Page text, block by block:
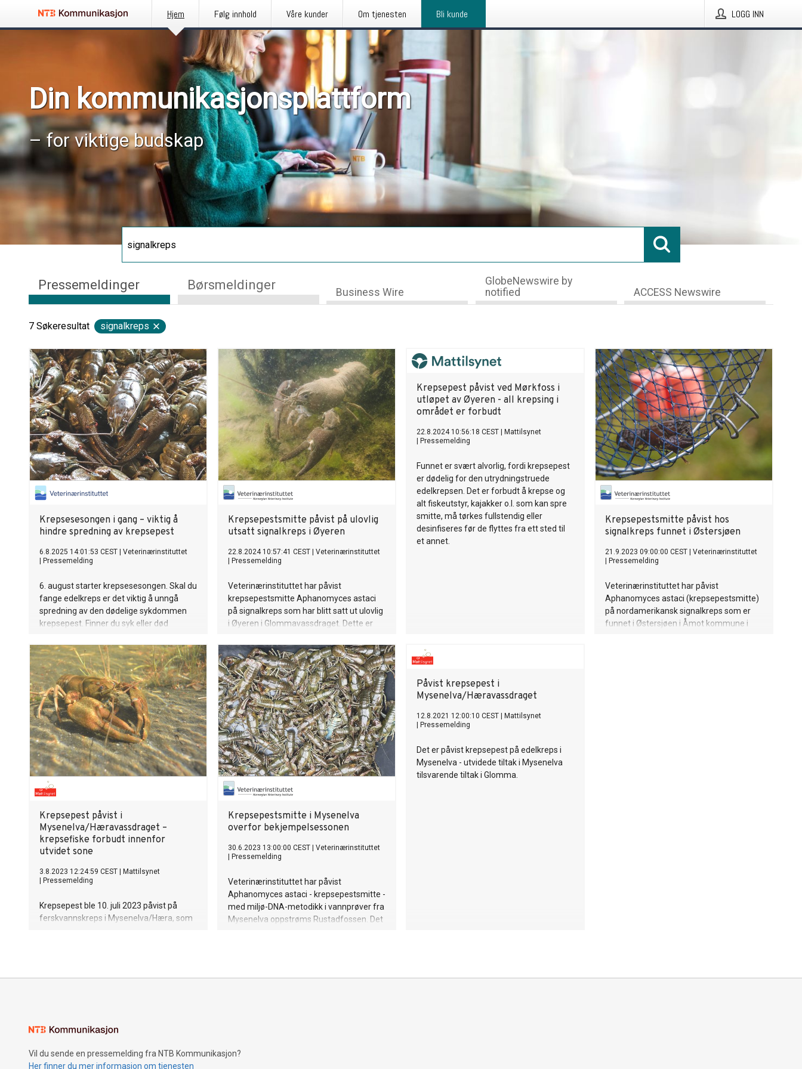
Hjem Følg innhold Våre kunder Om tjenesten Bli kunde LOGG INN
Din kommunikasjonsplattform
– for viktige budskap
Pressemeldinger Børsmeldinger Business Wire
GlobeNewswire by
notified
ACCESS Newswire
7 Søkeresultat signalkreps
Krepsesesongen i gang – viktig å
hindre spredning av krepsepest
6.8.2025 14:01:53 CEST
Veterinærinstituttet
Pressemelding
6. august starter krepsesesongen. Skal du
fange edelkreps er det viktig å unngå
spredning av den dødelige sykdommen
krepsepest. Finner du syk eller død
umiddelbart.
Krepsepestsmitte påvist på ulovlig
utsatt signalkreps i Øyeren
22.8.2024 10:57:41 CEST
Veterinærinstituttet
Pressemelding
Veterinærinstituttet har påvist
krepsepestsmitte Aphanomyces astaci
på signalkreps som har blitt satt ut ulovlig
i Øyeren i Glommavassdraget. Dette er
da krepsepest er dødelig for den. Det er
stor fare for at smitten sprer seg til andre
vann hvor edelkrepsen lever.
Krepsepest påvist ved Mørkfoss i
utløpet av Øyeren - all krepsing i
området er forbudt
22.8.2024 10:56:18 CEST
Mattilsynet
Pressemelding
Funnet er svært alvorlig, fordi krepsepest
er dødelig for den utrydningstruede
edelkrepsen. Det er forbudt å krepse og
alt fiskeutstyr, kajakker o.l. som kan spre
smitte, må tørkes fullstendig eller
desinfiseres før de flyttes fra ett sted til
et annet.
Krepsepestsmitte påvist hos
signalkreps funnet i Østersjøen
21.9.2023 09:00:00 CEST
Veterinærinstituttet
Pressemelding
Veterinærinstituttet har påvist
Aphanomyces astaci (krepsepestsmitte)
på nordamerikansk signalkreps som er
funnet i Østersjøen i Åmot kommune i
Krepsepest påvist i
Mysenelva/Hæravassdraget –
krepsefiske forbudt innenfor
utvidet sone
3.8.2023 12:24:59 CEST
Mattilsynet
Pressemelding
Krepsepest ble 10. juli 2023 påvist på
ferskvannskreps i Mysenelva/Hæra, som
ferskvannskreps eller plukke opp død
Krepsepestsmitte i Mysenelva
overfor bekjempelsessonen
30.6.2023 13:00:00 CEST
Veterinærinstituttet
Pressemelding
Veterinærinstituttet har påvist
Aphanomyces astaci - krepsepestsmitte -
med miljø-DNA-metodikk i vannprøver fra
Mysenelva oppstrøms Rustadfossen. Det
Påvist krepsepest i
Mysenelva/Hæravassdraget
12.8.2021 12:00:10 CEST
Mattilsynet
Pressemelding
Det er påvist krepsepest på edelkreps i
Mysenelva - utvidede tiltak i Mysenelva
tilsvarende tiltak i Glomma.
Vil du sende en pressemelding fra NTB Kommunikasjon?
Her finner du mer informasjon om tjenesten